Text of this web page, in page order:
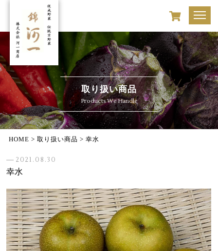
取り扱い商品
Products We Handle
HOME > 取り扱い商品 > 幸水
2021.08.30
幸水